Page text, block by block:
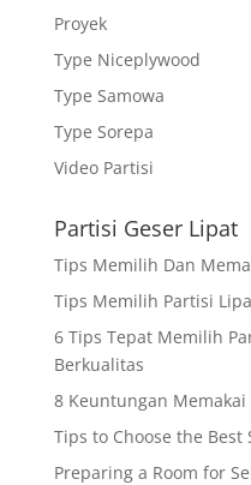
Proyek
Type Niceplywood
Type Samowa
Type Sorepa
Video Partisi
Partisi Geser Lipat
Tips Memilih Dan
Tips Memilih Partisi
6 Tips Tepat Memilih
Berkualitas
8 Keuntungan
Tips to Choose the
Preparing a Room for